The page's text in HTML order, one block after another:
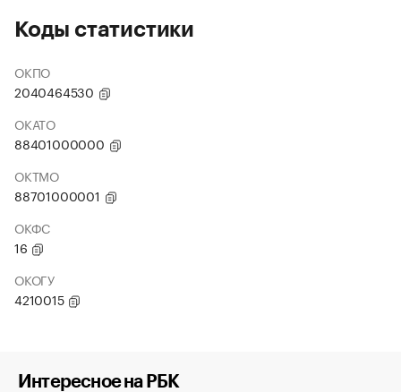
Коды статистики
ОКПО
2040464530
ОКАТО
88401000000
ОКТМО
88701000001
ОКФС
16
ОКОГУ
4210015
Интересное на РБК